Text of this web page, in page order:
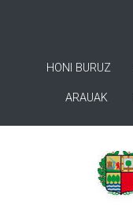
HONI BURUZ
ARAUAK